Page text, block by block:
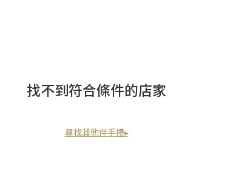
找不到符合條件的店家
尋找其他伴手禮▸